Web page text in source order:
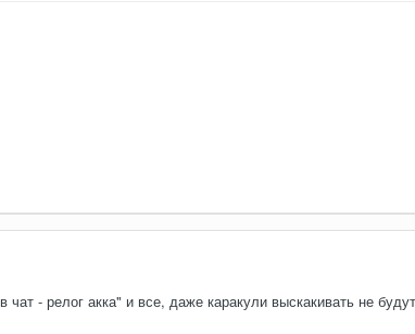
- релог акка" и все, даже каракули выскакивать не